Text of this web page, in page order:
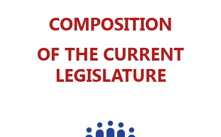
COMPOSITION
OF THE CURRENT
LEGISLATURE